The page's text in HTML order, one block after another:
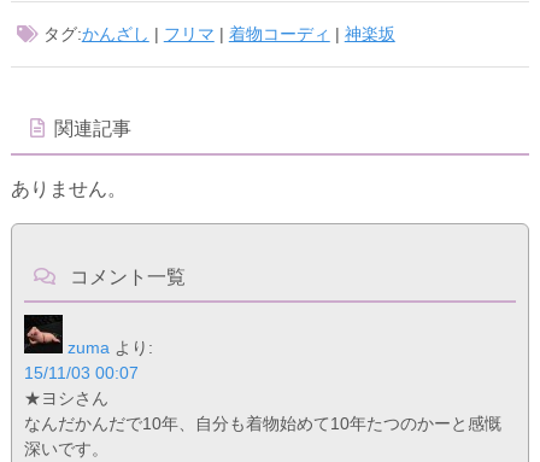
タグ:かんざし | フリマ | 着物コーディ | 神楽坂
関連記事
ありません。
コメント一覧
zuma より:
15/11/03 00:07
★ヨシさん
なんだかんだで10年、自分も着物始めて10年たつのかーと感慨
深いです。